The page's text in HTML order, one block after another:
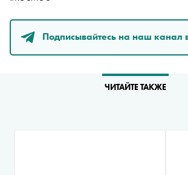
Подписывайтесь на наш канал
ЧИТАЙТЕ ТАКЖЕ